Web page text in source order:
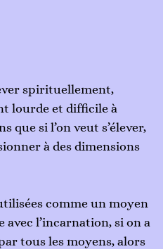
spirituellement,
lourde et difficile à
si l’on veut s’élever,
à des dimensions
comme un moyen
l’incarnation, si on a
tous les moyens, alors